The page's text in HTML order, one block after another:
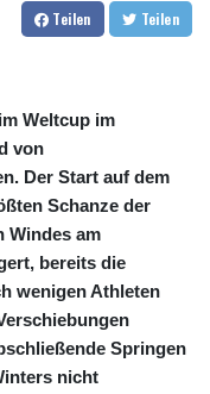
Teilen Teilen
Weltcup im
von
Der Start auf dem
Schanze der
Windes am
bereits die
wenigen Athleten
Springen
nicht